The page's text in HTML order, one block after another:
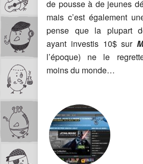
de pousse à de jeunes
mais c’est également
pense que la plupart
ayant investis 10$ sur
l’époque) ne le
moins du monde…